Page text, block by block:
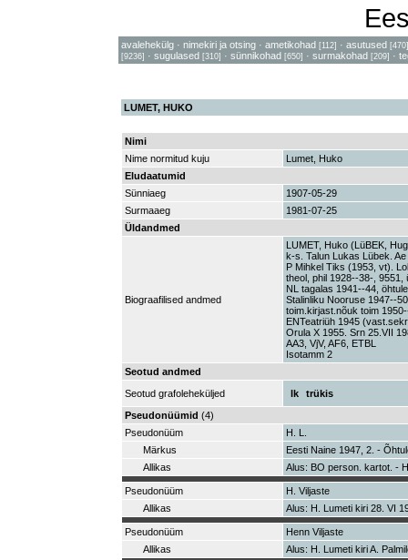
avalehekülg · nimekiri ja otsing · ametikohad [112] · asutused [470]
[9236] · sugulased [310] · sünnikohad [650] · surmakohad [209] ·
LUMET, HUKO
Nimi
Nime normitud kuju
Lumet, Huko
Eludaatumid
Sünniaeg
1907-05-29
Surmaaeg
1981-07-25
Üldandmed
Biograafilised andmed
LUMET, Huko (LüBEK,
k-s. Talun Lukas Lübek.
P Mihkel Tiks (1953, vt).
theol, phil 1928--38-, 9551,
NL tagalas 1941--44,
Stalinliku Nooruse 1947--
toim.kirjast.nõuk toim
ENTeatriüh 1945
Orula X 1955. Srn 25.VII
AA3, VjV, AF6, ETBL
Isotamm 2
Seotud andmed
Seotud grafoleheküljed
lk
trükis
Pseudonüümid (4)
Pseudonüüm
H. L.
Märkus
Eesti Naine 1947, 2. -
Allikas
Alus: BO person. kartot. -
Pseudonüüm
H. Viljaste
Allikas
Alus: H. Lumeti kiri 28. VI
Pseudonüüm
Henn Viljaste
Allikas
Alus: H. Lumeti kiri A.